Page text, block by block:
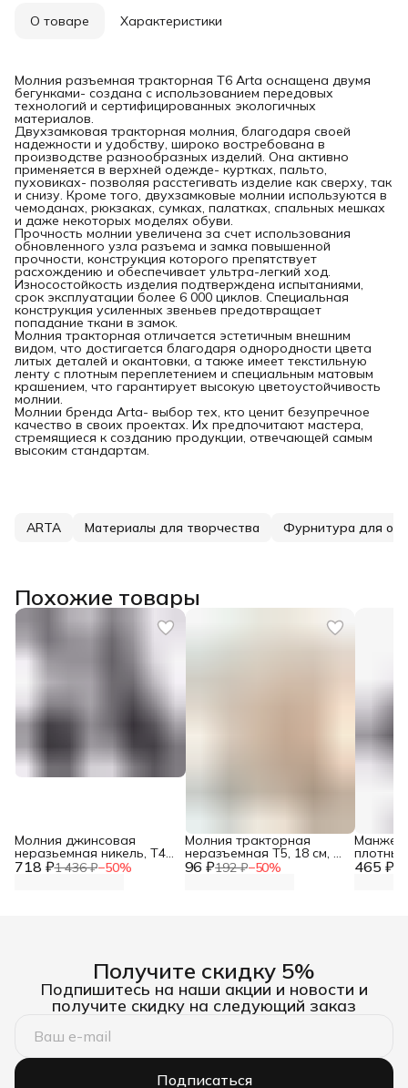
О товаре Характеристики
Молния разъемная тракторная T6 Arta оснащена двумя
бегунками- создана с использованием передовых
технологий и сертифицированных экологичных
материалов.
Двухзамковая тракторная молния, благодаря своей
надежности и удобству, широко востребована в
производстве разнообразных изделий. Она активно
применяется в верхней одежде- куртках, пальто,
пуховиках- позволяя расстегивать изделие как сверху, так
и снизу. Кроме того, двухзамковые молнии используются в
чемоданах, рюкзаках, сумках, палатках, спальных мешках
и даже некоторых моделях обуви.
Прочность молнии увеличена за счет использования
обновленного узла разъема и замка повышенной
прочности, конструкция которого препятствует
расхождению и обеспечивает ультра-легкий ход.
Износостойкость изделия подтверждена испытаниями,
срок эксплуатации более 6 000 циклов. Специальная
конструкция усиленных звеньев предотвращает
попадание ткани в замок.
Молния тракторная отличается эстетичным внешним
видом, что достигается благодаря однородности цвета
литых деталей и окантовки, а также имеет текстильную
ленту с плотным переплетением и специальным матовым
крашением, что гарантирует высокую цветоустойчивость
молнии.
Молнии бренда Arta- выбор тех, кто ценит безупречное
качество в своих проектах. Их предпочитают мастера,
стремящиеся к созданию продукции, отвечающей самым
высоким стандартам.
ARTA Материалы для творчества Фурнитура для
Похожие товары
718 ₽1 436 ₽−50%
Молния джинсовая
неразьемная никель, Т4-
12см, ширина 2,8 см, 10 96 ₽192 ₽−50%
Молния тракторная
неразъемная Т5, 18 см, 1
замок, Айрис, 128 465 ₽
для
Получите скидку 5%
Подпишитесь на наши акции и новости и
получите скидку на следующий заказ
Подписаться